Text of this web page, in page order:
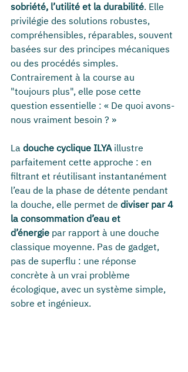
sobriété, l’utilité et la durabilité. Elle
privilégie des solutions robustes,
compréhensibles, réparables, souvent
basées sur des principes mécaniques
ou des procédés simples.
Contrairement à la course au
"toujours plus", elle pose cette
question essentielle : « De quoi avons-
nous vraiment besoin ? »
La douche cyclique ILYA illustre
parfaitement cette approche : en
filtrant et réutilisant instantanément
l’eau de la phase de détente pendant
la douche, elle permet de diviser par 4
la consommation d’eau et
d’énergie par rapport à une douche
classique moyenne. Pas de gadget,
pas de superflu : une réponse
concrète à un vrai problème
écologique, avec un système simple,
sobre et ingénieux.